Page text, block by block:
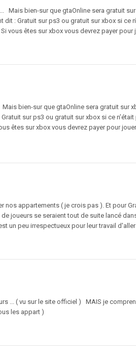
bien-sur que gtaOnline sera gratuit sur
: Gratuit sur ps3 ou gratuit sur xbox si ce
êtes sur xbox vous devrez payer pour
bien-sur que gtaOnline sera gratuit sur
sur ps3 ou gratuit sur xbox si ce
êtes sur xbox vous devrez payer pour jouer
nos appartements ( je crois pas ). Et pour
joueurs se seraient tout de suite lancé
peu irrespectueux pour leur travail d'aller
... ( vu sur le site officiel ) MAIS je
les appart )